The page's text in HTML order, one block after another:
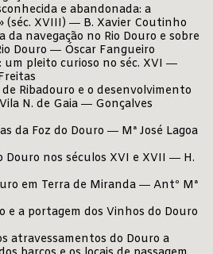
e abandonada: a
(séc. XVIII) ― B. Xavier Coutinho
da navegação no Rio Douro e sobre
Douro ― Óscar Fangueiro
um pleito curioso no séc. XVI ―
Ribadouro e o desenvolvimento
N. de Gaia ― Gonçalves
da Foz do Douro ― Mª José Lagoa
Douro nos séculos XVI e XVII ― H.
em Terra de Miranda ― Antº Mª
e a portagem dos Vinhos do Douro
atravessamentos do Douro a